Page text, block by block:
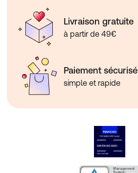
Livraison gratuite
à partir de 49€
Paiement sécurisé
simple et rapide